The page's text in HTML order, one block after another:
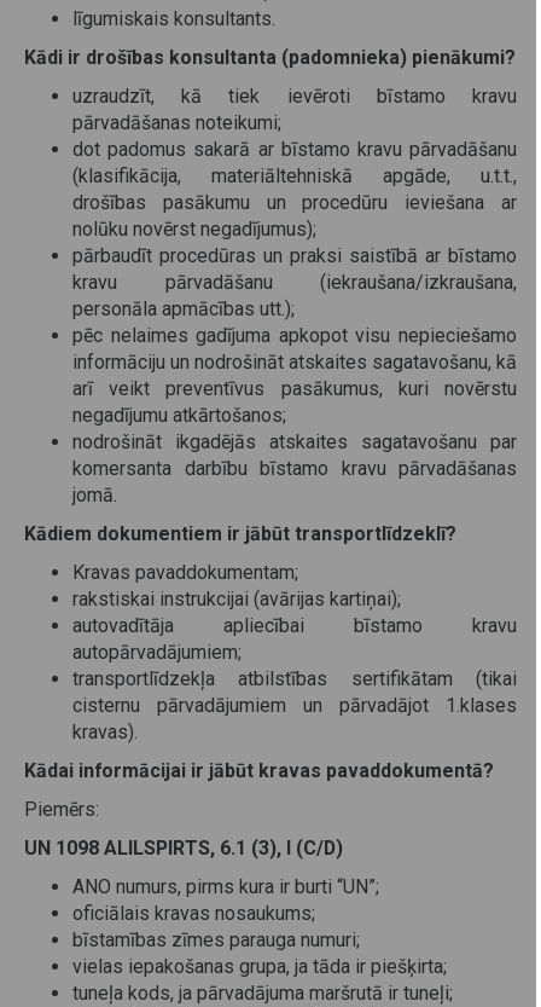
līgumiskais konsultants.
Kādi ir drošības konsultanta (padomnieka) pienākumi?
uzraudzīt, kā tiek ievēroti bīstamo kravu
pārvadāšanas noteikumi;
dot padomus sakarā ar bīstamo kravu pārvadāšanu
(klasifikācija, materiāltehniskā apgāde, u.t.t.,
drošības pasākumu un procedūru ieviešana ar
nolūku novērst negadījumus);
pārbaudīt procedūras un praksi saistībā ar bīstamo
kravu pārvadāšanu (iekraušana/izkraušana,
personāla apmācības utt.);
pēc nelaimes gadījuma apkopot visu nepieciešamo
informāciju un nodrošināt atskaites sagatavošanu, kā
arī veikt preventīvus pasākumus, kuri novērstu
negadījumu atkārtošanos;
nodrošināt ikgadējās atskaites sagatavošanu par
komersanta darbību bīstamo kravu pārvadāšanas
jomā.
Kādiem dokumentiem ir jābūt transportlīdzeklī?
Kravas pavaddokumentam;
rakstiskai instrukcijai (avārijas kartiņai);
autovadītāja apliecībai bīstamo kravu
autopārvadājumiem;
transportlīdzekļa atbilstības sertifikātam (tikai
cisternu pārvadājumiem un pārvadājot 1.klases
kravas).
Kādai informācijai ir jābūt kravas pavaddokumentā?
Piemērs:
UN 1098 ALILSPIRTS, 6.1 (3), I (C/D)
ANO numurs, pirms kura ir burti “UN”;
oficiālais kravas nosaukums;
bīstamības zīmes parauga numuri;
vielas iepakošanas grupa, ja tāda ir piešķirta;
tuneļa kods, ja pārvadājuma maršrutā ir tuneļi;